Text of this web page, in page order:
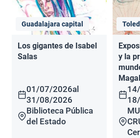
Guadalajara capital
Los gigantes de Isabel
Salas
01/07/2026al
31/08/2026
Biblioteca Pública
del Estado
y la